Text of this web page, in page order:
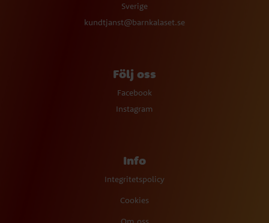
Sverige
kundtjanst@barnkalaset.se
Följ oss
Facebook
Instagram
Info
Integritetspolicy
Cookies